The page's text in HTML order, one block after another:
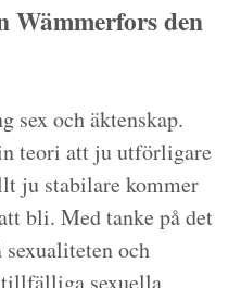
Wämmerfors den
sex och äktenskap.
teori att ju utförligare
ju stabilare kommer
bli. Med tanke på det
sexualiteten och